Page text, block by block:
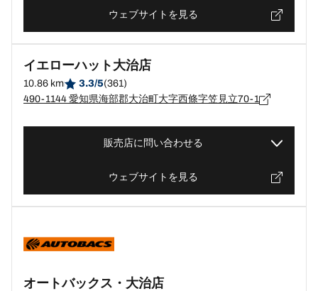
ウェブサイトを見る
イエローハット大治店
10.86 km 3.3/5(361)
490-1144 愛知県海部郡大治町大字西條字笠見立70-1
販売店に問い合わせる
ウェブサイトを見る
オートバックス・大治店